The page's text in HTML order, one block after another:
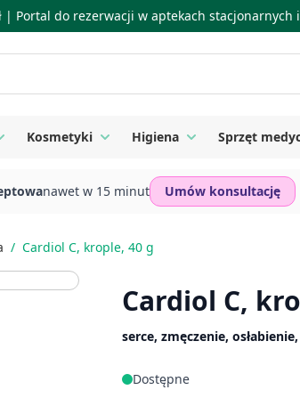
| Portal do rezerwacji w aptekach stacjonarnych
submenu for Mama i dziecko
Kosmetyki Toggle submenu for Kosmetyki
Higiena Toggle submenu
Sprzęt
nawet w 15 minut Umów konsultację
/ Cardiol C, krople, 40 g
Cardiol C,
serce, zmęczenie,
Dostępne